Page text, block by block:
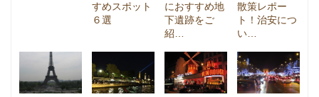
すめスポット
６選
におすすめ地
下遺跡をご
紹…
散策レポー
ト！治安につ
い…